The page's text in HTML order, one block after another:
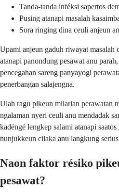
Tanda-tanda inféksi sapertos
Pusing atanapi masalah
Sora ringing dina ceuli anjeun
Upami anjeun gaduh riwayat masalah
atanapi panondung pesawat anu
pencegahan sareng panyayogi
penerbangan salajengna.
Ulah ragu pikeun milarian perawatan
ngalaman nyeri ceuli anu mendadak
kadéngé lengkep salami atanapi
nunjukkeun cilaka anu langkung
Naon faktor résiko
pesawat?